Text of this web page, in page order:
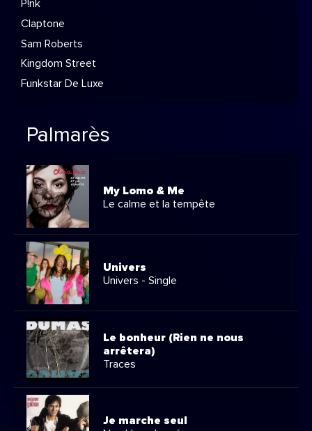
P!nk
Claptone
Sam Roberts
Kingdom Street
Funkstar De Luxe
Palmarès
My Lomo & Me
Le calme et la tempête
Univers
Univers - Single
Le bonheur (Rien ne nous
arrêtera)
Traces
Je marche seul